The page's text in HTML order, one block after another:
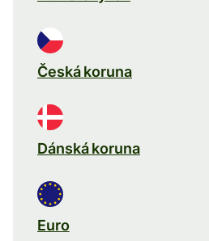
Česká koruna
Dánská koruna
Euro